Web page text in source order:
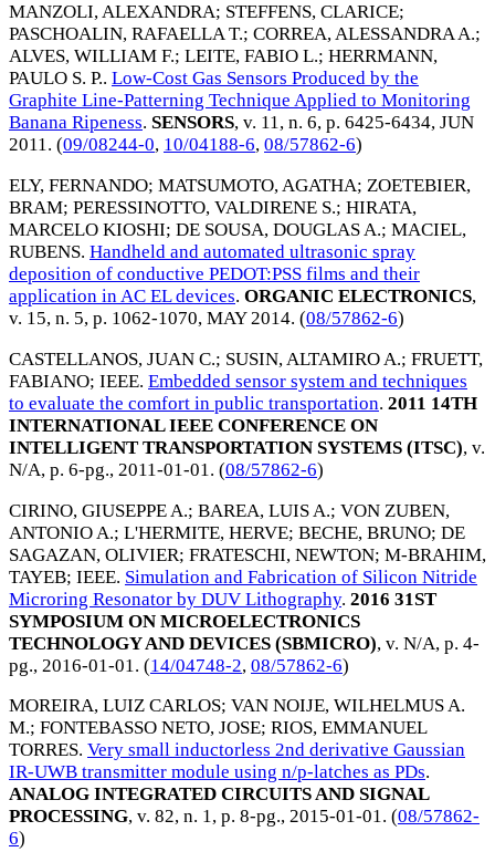
MANZOLI, ALEXANDRA; STEFFENS, CLARICE;
PASCHOALIN, RAFAELLA T.; CORREA, ALESSANDRA A.;
ALVES, WILLIAM F.; LEITE, FABIO L.; HERRMANN,
PAULO S. P.. Low-Cost Gas Sensors Produced by the
Graphite Line-Patterning Technique Applied to Monitoring
Banana Ripeness. SENSORS, v. 11, n. 6, p. 6425-6434, JUN
2011. (09/08244-0, 10/04188-6, 08/57862-6)
ELY, FERNANDO; MATSUMOTO, AGATHA; ZOETEBIER,
BRAM; PERESSINOTTO, VALDIRENE S.; HIRATA,
MARCELO KIOSHI; DE SOUSA, DOUGLAS A.; MACIEL,
RUBENS. Handheld and automated ultrasonic spray
deposition of conductive PEDOT:PSS films and their
application in AC EL devices. ORGANIC ELECTRONICS,
v. 15, n. 5, p. 1062-1070, MAY 2014. (08/57862-6)
CASTELLANOS, JUAN C.; SUSIN, ALTAMIRO A.; FRUETT,
FABIANO; IEEE. Embedded sensor system and techniques
to evaluate the comfort in public transportation. 2011 14TH
INTERNATIONAL IEEE CONFERENCE ON
INTELLIGENT TRANSPORTATION SYSTEMS (ITSC), v.
N/A, p. 6-pg., 2011-01-01 . (08/57862-6)
CIRINO, GIUSEPPE A.; BAREA, LUIS A.; VON ZUBEN,
ANTONIO A.; L'HERMITE, HERVE; BECHE, BRUNO; DE
SAGAZAN, OLIVIER; FRATESCHI, NEWTON; M-BRAHIM,
TAYEB; IEEE. Simulation and Fabrication of Silicon Nitride
Microring Resonator by DUV Lithography. 2016 31ST
SYMPOSIUM ON MICROELECTRONICS
TECHNOLOGY AND DEVICES (SBMICRO), v. N/A, p. 4-
pg., 2016-01-01 . (14/04748-2, 08/57862-6)
MOREIRA, LUIZ CARLOS; VAN NOIJE, WILHELMUS A.
M.; FONTEBASSO NETO, JOSE; RIOS, EMMANUEL
TORRES. Very small inductorless 2nd derivative Gaussian
IR-UWB transmitter module using n/p-latches as PDs.
ANALOG INTEGRATED CIRCUITS AND SIGNAL
PROCESSING, v. 82, n. 1, p. 8-pg., 2015-01-01. (08/57862-
6)